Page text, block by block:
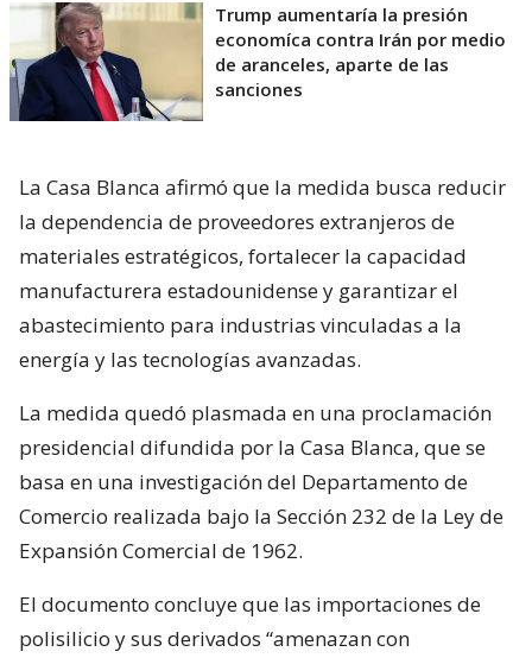
Trump aumentaría la presión
economíca contra Irán por medio
de aranceles, aparte de las
sanciones
La Casa Blanca afirmó que la medida busca reducir
la dependencia de proveedores extranjeros de
materiales estratégicos, fortalecer la capacidad
manufacturera estadounidense y garantizar el
abastecimiento para industrias vinculadas a la
energía y las tecnologías avanzadas.
La medida quedó plasmada en una proclamación
presidencial difundida por la Casa Blanca, que se
basa en una investigación del Departamento de
Comercio realizada bajo la Sección 232 de la Ley de
Expansión Comercial de 1962.
El documento concluye que las importaciones de
polisilicio y sus derivados “amenazan con